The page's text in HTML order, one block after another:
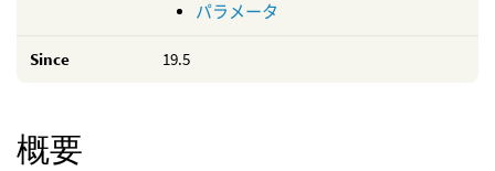
パラメータ
Since 19.5
概要